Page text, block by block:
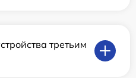
третьим